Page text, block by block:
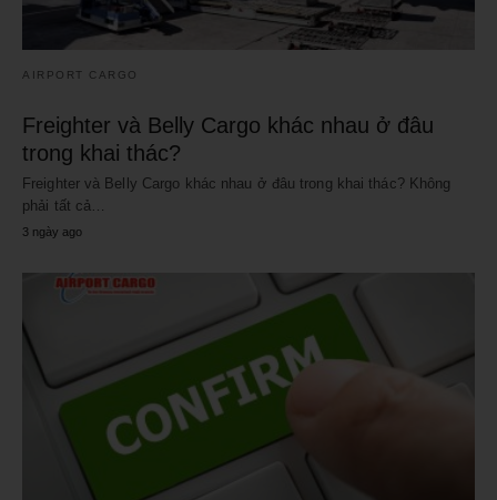
AIRPORT CARGO
Freighter và Belly Cargo khác nhau ở đâu
trong khai thác?
Freighter và Belly Cargo khác nhau ở đâu trong khai thác? Không
phải tất cả…
3 ngày ago